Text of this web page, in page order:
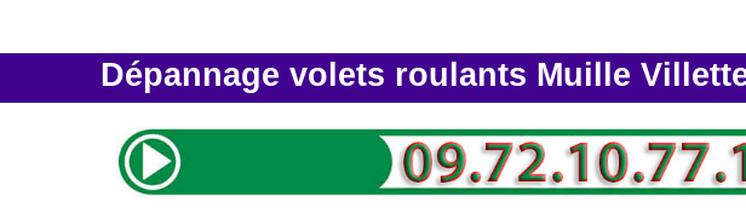
Dépannage volets roulants Muille